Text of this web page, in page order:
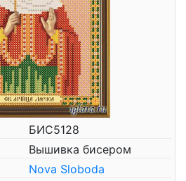
БИС5128
Вышивка бисером
Nova Sloboda